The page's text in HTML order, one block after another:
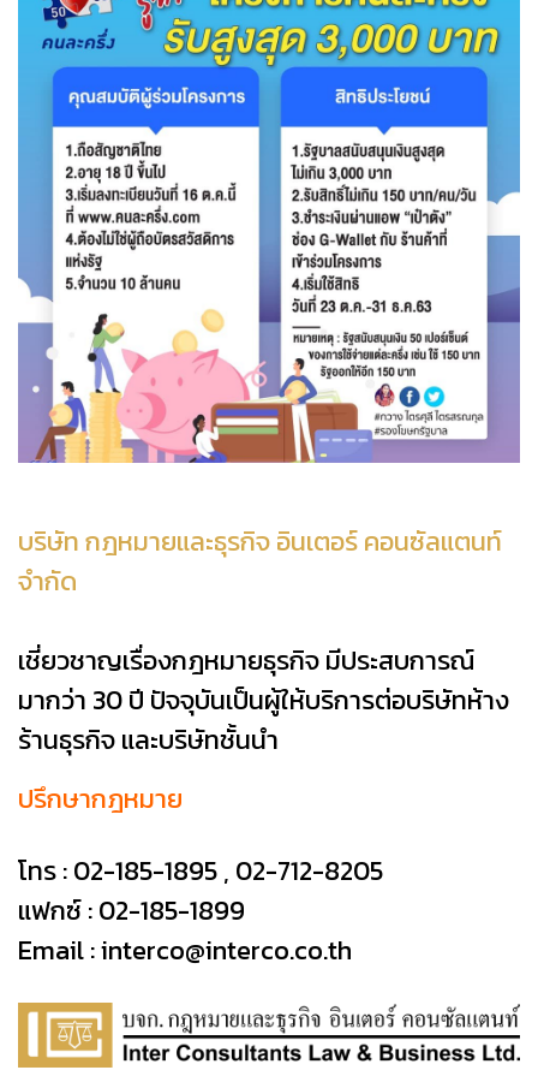
บริษัท กฎหมายและธุรกิจ อินเตอร์ คอนซัลแตนท์
จำกัด
เชี่ยวชาญเรื่องกฎหมายธุรกิจ มีประสบการณ์
มากว่า 30 ปี ปัจจุบันเป็นผู้ให้บริการต่อบริษัทห้าง
ร้านธุรกิจ และบริษัทชั้นนำ
ปรึกษากฎหมาย
โทร :02-185-1895, 02-712-8205
แฟกซ์ : 02-185-1899
Email :interco@interco.co.th